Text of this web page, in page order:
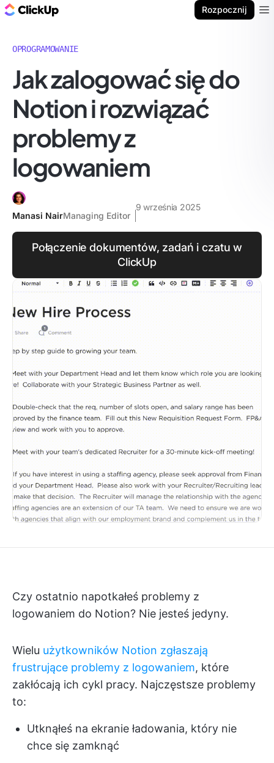
Rozpocznij
OPROGRAMOWANIE
Jak zalogować się do
Notion i rozwiązać
problemy z
logowaniem
Manasi NairManaging Editor
9 września 2025
Połączenie dokumentów, zadań i czatu w
ClickUp
Czy ostatnio napotkałeś problemy z
logowaniem do Notion? Nie jesteś jedyny.
Wielu użytkowników Notion zgłaszają
frustrujące problemy z logowaniem, które
zakłócają ich cykl pracy. Najczęstsze problemy
to:
Utknąłeś na ekranie ładowania, który nie
chce się zamknąć